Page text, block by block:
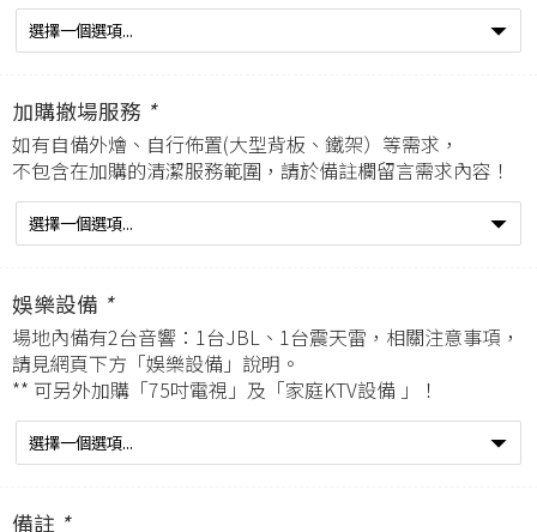
加購撤場服務 *
如有自備外燴、自行佈置(大型背板、鐵架）等需求，
不包含在加購的清潔服務範圍，請於備註欄留言需求內容！
娛樂設備 *
場地內備有2台音響：1台JBL、1台震天雷，相關注意事項，
請見網頁下方「娛樂設備」說明。
** 可另外加購「75吋電視」及「家庭KTV設備 」！
備註 *